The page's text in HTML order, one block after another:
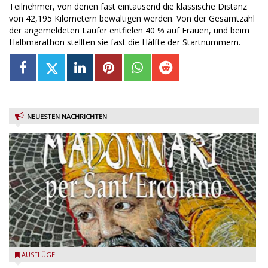
Teilnehmer, von denen fast eintausend die klassische Distanz
von 42,195 Kilometern bewältigen werden. Von der Gesamtzahl
der angemeldeten Läufer entfielen 40 % auf Frauen, und beim
Halbmarathon stellten sie fast die Hälfte der Startnummern.
NEUESTEN NACHRICHTEN
Toscolano Maderno: "Madonnari per Sant'Ercolano"
AUSFLÜGE